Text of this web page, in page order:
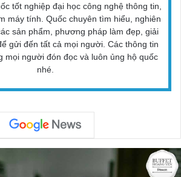
tốt nghiệp đại học công nghệ thông tin,
máy tính. Quốc chuyên tìm hiểu, nghiên
sản phẩm, phương pháp làm đẹp, giải
gửi đến tất cả mọi người. Các thông tin
mọi người đón đọc và luôn ủng hộ quốc
nhé.